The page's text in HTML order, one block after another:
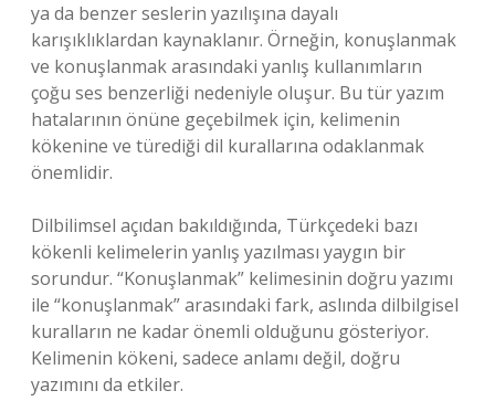
ya da benzer seslerin yazılışına dayalı
karışıklıklardan kaynaklanır. Örneğin, konuşlanmak
ve konuşlanmak arasındaki yanlış kullanımların
çoğu ses benzerliği nedeniyle oluşur. Bu tür yazım
hatalarının önüne geçebilmek için, kelimenin
kökenine ve türediği dil kurallarına odaklanmak
önemlidir.
Dilbilimsel açıdan bakıldığında, Türkçedeki bazı
kökenli kelimelerin yanlış yazılması yaygın bir
sorundur. “Konuşlanmak” kelimesinin doğru yazımı
ile “konuşlanmak” arasındaki fark, aslında dilbilgisel
kuralların ne kadar önemli olduğunu gösteriyor.
Kelimenin kökeni, sadece anlamı değil, doğru
yazımını da etkiler.